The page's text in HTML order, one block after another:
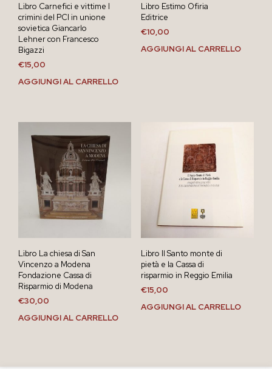
Libro Carnefici e vittime I
crimini del PCI in unione
sovietica Giancarlo
Lehner con Francesco
Bigazzi
€15,00
AGGIUNGI AL CARRELLO
Libro Estimo Ofiria
Editrice
€10,00
AGGIUNGI AL CARRELLO
Libro La chiesa di San
Vincenzo a Modena
Fondazione Cassa di
Risparmio di Modena
€30,00
AGGIUNGI AL CARRELLO
Libro Il Santo monte di
pietà e la Cassa di
risparmio in Reggio Emilia
€15,00
AGGIUNGI AL CARRELLO